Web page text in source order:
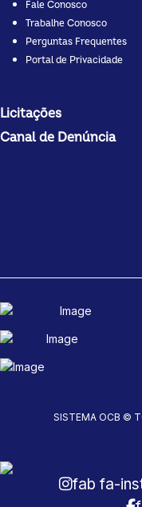
Fale Conosco
Trabalhe Conosco
Perguntas Frequentes
Portal de Privacidade
Licitações
Canal de Denúncia
SISTEMA OCB ©
fab fa-